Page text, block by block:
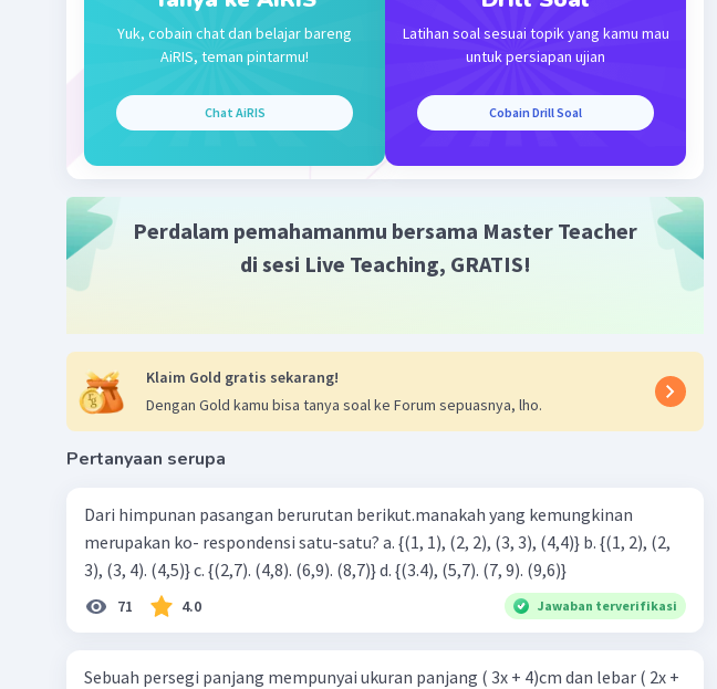
satelit.
Kesimpulan:
Dengan menggunakan rumus kecepatan = jarak/waktu, kita dapat
menentukan kecepatan satelit tersebut. Semoga penjelasan ini
Iklan
Yuk, cobain chat dan belajar bareng
AiRIS, teman pintarmu!
Chat AiRIS
Latihan soal sesuai topik yang kamu mau
untuk persiapan ujian
Cobain Drill Soal
Perdalam pemahamanmu bersama Master Teacher
di sesi Live Teaching, GRATIS!
Klaim Gold gratis sekarang!
Dengan Gold kamu bisa tanya soal ke Forum sepuasnya, lho.
Pertanyaan serupa
Dari himpunan pasangan berurutan berikut.manakah yang kemungkinan
merupakan ko- respondensi satu-satu? a. {(1, 1), (2, 2), (3, 3), (4,4)} b. {(1, 2), (2,
3), (3, 4). (4,5)} c. {(2,7). (4,8). (6,9). (8,7)} d. {(3.4), (5,7). (7, 9). (9,6)}
71 4.0 Jawaban terverifikasi
Sebuah persegi panjang mempunyai ukuran panjang ( 3x + 4)cm dan lebar ( 2x +